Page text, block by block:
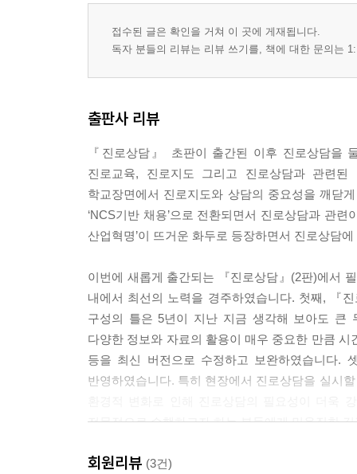
1. 진로전환의 정의 및 분류
2. 진로전환의 이해
3. 진로전환상담의 방법
제14장 특수대상 상담
2. 장애인 진로상담
3. 준·고령자 진로상담
4. 여성 진로상담
접수된 글은 확인을 거쳐 이 곳에 게재됩니다.
독자 분들의 리뷰는 리뷰 쓰기를, 책에 대한 문의는
출판사 리뷰
『진로상담』 초판이 출간된 이후 진로상담을
진로교육, 진로지도 그리고 진로상담과 관련
학교장면에서 진로지도와 상담의 중요성을 깨닫
‘NCS기반 채용’으로 전환되면서 진로상담과 관
산업혁명’이 뜨거운 화두로 등장하면서 진로상담
이번에 새롭게 출간되는 『진로상담』(2판)에서
내에서 최선의 노력을 경주하였습니다. 첫째, 『
구성의 틀은 5년이 지난 지금 생각해 보아도 큰
다양한 정보와 자료의 활용이 매우 중요한 만큼
등을 최신 버전으로 수정하고 보완하였습니다.
반영하였습니다. 특히 현장에서 진로상담을 실시
전문적으로 수행하고자 하는 분들에게 믿음직한
회원리뷰 (3건)